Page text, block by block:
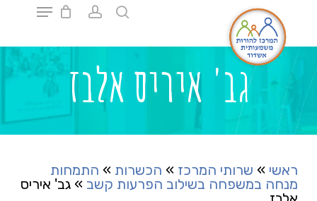
content
גב' איריס אלבז
ראשי » שרותי המרכז » הכשרות » התמחות
מנחה במשפחה בשילוב הפרעות קשב » גב' איריס
Close
Menu